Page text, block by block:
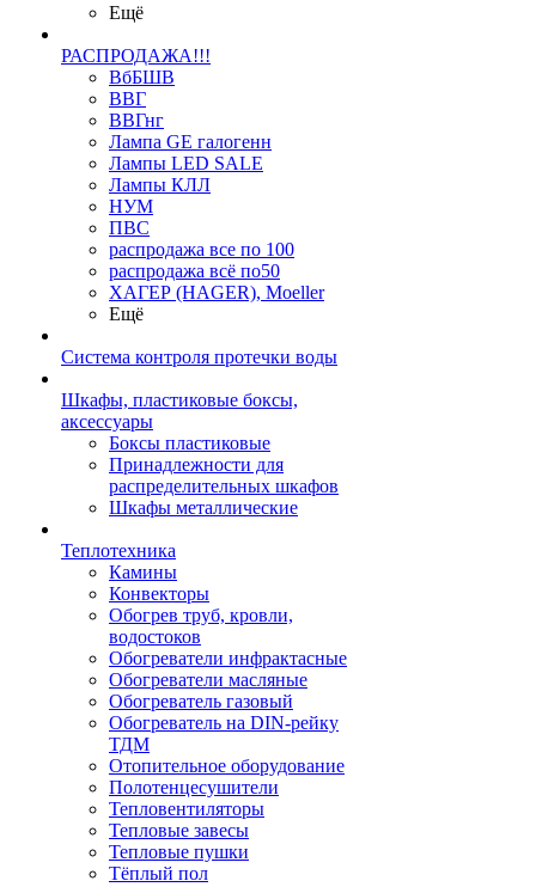
Ещё
РАСПРОДАЖА!!!
ВбБШВ
ВВГ
ВВГнг
Лампа GE галогенн
Лампы LED SALE
Лампы КЛЛ
НУМ
ПВС
распродажа все по 100
распродажа всё по50
ХАГЕР (HAGER), Moeller
Ещё
Система контроля протечки воды
Шкафы, пластиковые боксы,
аксессуары
Боксы пластиковые
Принадлежности для
распределительных шкафов
Шкафы металлические
Теплотехника
Камины
Конвекторы
Обогрев труб, кровли,
водостоков
Обогреватели инфрактасные
Обогреватели масляные
Обогреватель газовый
Обогреватель на DIN-рейку
ТДМ
Отопительное оборудование
Полотенцесушители
Тепловентиляторы
Тепловые завесы
Тепловые пушки
Тёплый пол